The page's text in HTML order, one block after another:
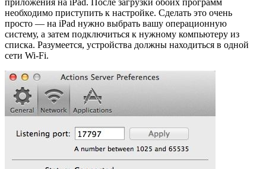
необходимо приступить к настройке. Сделать это очень
просто — на iPad нужно выбрать вашу операционную
систему, а затем подключиться к нужному компьютеру из
списка. Разумеется, устройства должны находиться в одной
сети Wi-Fi.